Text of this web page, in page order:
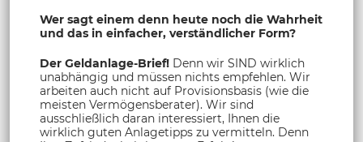
Wer sagt einem denn heute noch die Wahrheit
und das in einfacher, verständlicher Form?
Der Geldanlage-Brief! Denn wir SIND wirklich
unabhängig und müssen nichts empfehlen. Wir
arbeiten auch nicht auf Provisionsbasis (wie die
meisten Vermögensberater). Wir sind
ausschließlich daran interessiert, Ihnen die
wirklich guten Anlagetipps zu vermitteln. Denn